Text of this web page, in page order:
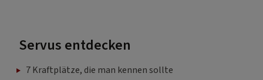
Servus entdecken
7 Kraftplätze, die man kennen sollte